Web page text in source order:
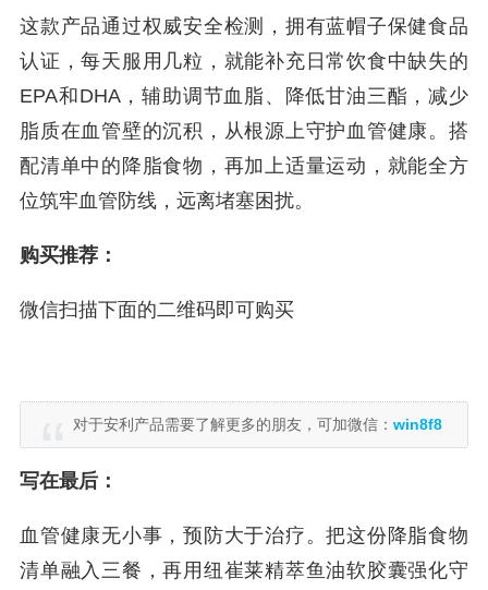
这款产品通过权威安全检测，拥有蓝帽子保健食品
认证，每天服用几粒，就能补充日常饮食中缺失的
EPA和DHA，辅助调节血脂、降低甘油三酯，减少
脂质在血管壁的沉积，从根源上守护血管健康。搭
配清单中的降脂食物，再加上适量运动，就能全方
位筑牢血管防线，远离堵塞困扰。
购买推荐：
微信扫描下面的二维码即可购买
对于安利产品需要了解更多的朋友，可加微信： win8f8
写在最后：
血管健康无小事，预防大于治疗。把这份降脂食物
清单融入三餐，再用纽崔莱精萃鱼油软胶囊强化守